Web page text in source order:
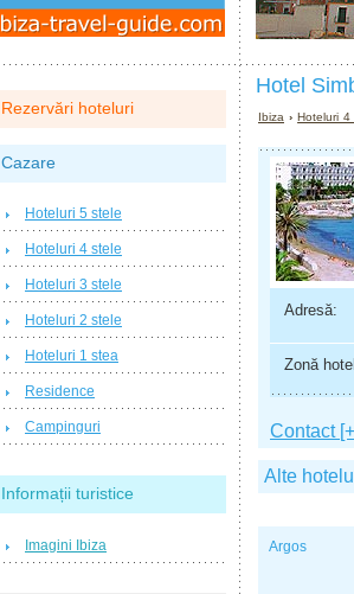
Hotel
Ibiza ›Hoteluri
Adresă:
Zonă
Contact
Alte
Argos
Rezervări hoteluri
Cazare
Hoteluri 5 stele
Hoteluri 4 stele
Hoteluri 3 stele
Hoteluri 2 stele
Hoteluri 1 stea
Residence
Campinguri
Informații turistice
Imagini Ibiza